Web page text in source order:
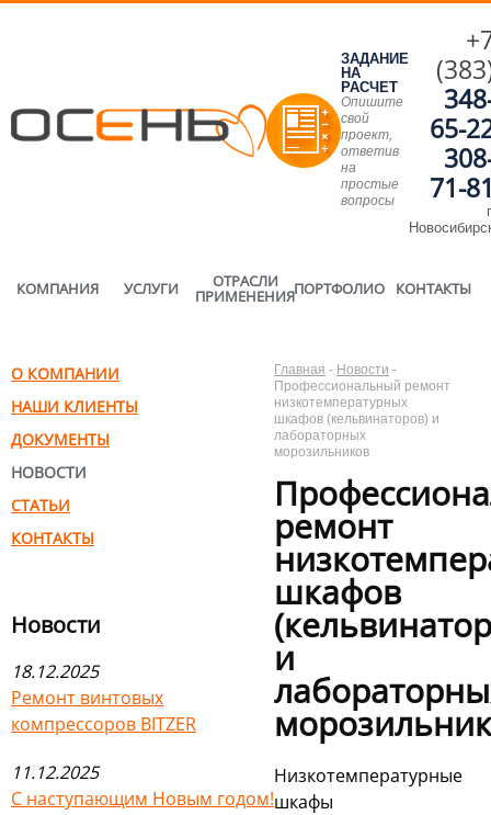
ЗАДАНИЕ
НА
РАСЧЕТ
Опишите
свой
проект,
ответив
на
простые
вопросы
65-
71-
КОМПАНИЯ УСЛУГИ ОТРАСЛИ
ПРИМЕНЕНИЯПОРТФОЛИО КОНТАКТЫ
О КОМПАНИИ
НАШИ КЛИЕНТЫ
ДОКУМЕНТЫ
НОВОСТИ
СТАТЬИ
КОНТАКТЫ
Новости
18.12.2025
Ремонт винтовых
компрессоров BITZER
11.12.2025
С наступающим Новым годом!
Главная - Новости -
Профессиональный ремонт
низкотемпературных
шкафов (кельвинаторов) и
лабораторных
морозильников
ремонт
шкафов
и
Низкотемпературные
шкафы